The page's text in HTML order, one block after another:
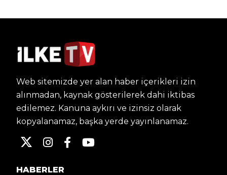
Web sitemizde yer alan haber içerikleri izin
alınmadan, kaynak gösterilerek dahi iktibas
edilemez. Kanuna aykırı ve izinsiz olarak
kopyalanamaz, başka yerde yayınlanamaz.
HABERLER